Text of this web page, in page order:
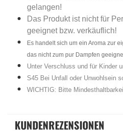
gelangen!
Das Produkt ist nicht für
geeignet bzw. verkäuflich!
Es handelt sich um ein Aroma zur
das nicht zum pur Dampfen
Unter Verschluss und für Kinder
S45 Bei Unfall oder Unwohlsein
WICHTIG: Bitte
KUNDENREZENSIONEN